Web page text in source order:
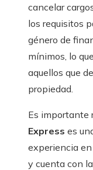
cancelar
los requisitos
género de
mínimos, lo
aquellos que
propiedad.
Es importante
Express es
experiencia
y cuenta con